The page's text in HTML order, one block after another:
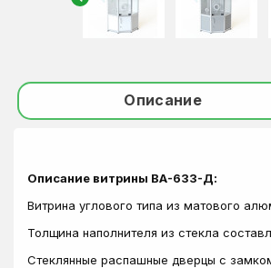
Описание
Описание витрины ВА-633-Д:
Витрина углового типа из матового
Толщина наполнителя из стекла
Стеклянные распашные дверцы с